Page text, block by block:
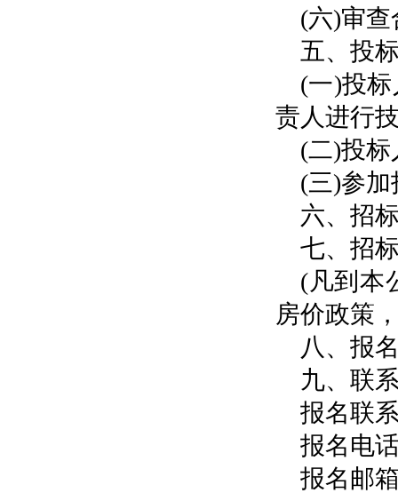
(六)审
五、投
(一)投
责人进行
(二)投
(三)参
六、招
七、招
(凡到本
房价政策
八、报
九、联
报名联
报名电
报名邮